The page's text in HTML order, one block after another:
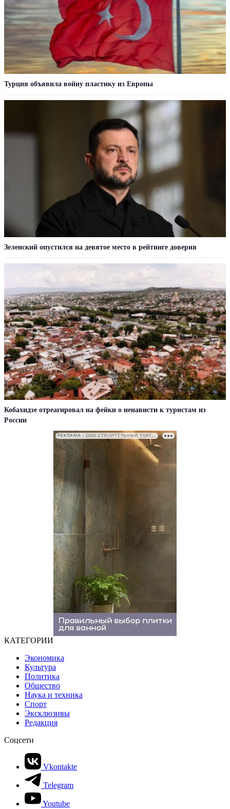
Турция объявила войну пластику из Европы
Зеленский опустился на девятое место в рейтинге доверия
Кобахидзе отреагировал на фейки о ненависти к туристам из
России
РЕКЛАМА • ООО СТРОИТЕЛЬНЫЙ ТОРГОВЫЙ ДОМ «ПЕТРОВИЧ». ИНН: 7802348846
КАТЕГОРИИ
Экономика
Культура
Политика
Общество
Наука и техника
Спорт
Эксклюзивы
Редакция
Соцсети
Vkontakte
Telegram
Youtube